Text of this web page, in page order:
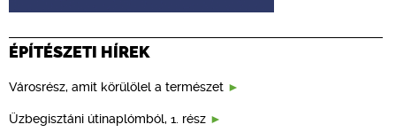
ÉPÍTÉSZETI HÍREK
Városrész, amit körülölel a természet
Üzbegisztáni útinaplómból, 1. rész